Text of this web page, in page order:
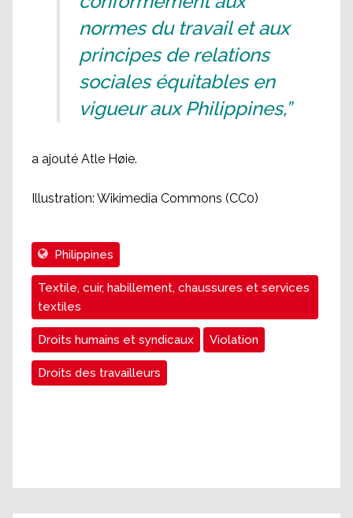
normes du travail et aux
principes de relations
sociales équitables en
vigueur aux Philippines,”
a ajouté Atle Høie.
Illustration: Wikimedia Commons (CC0)
Philippines
Textile, cuir, habillement, chaussures et services
textiles
Droits humains et syndicaux Violation
Droits des travailleurs